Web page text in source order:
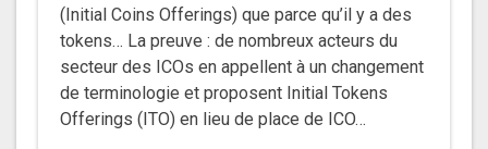
(Initial Coins Offerings) que parce qu’il y a des
tokens… La preuve : de nombreux acteurs du
secteur des ICOs en appellent à un changement
de terminologie et proposent Initial Tokens
Offerings (ITO) en lieu de place de ICO…